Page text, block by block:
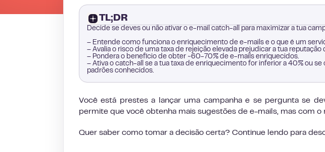
TL;DR
Decide se deves ou não ativar o e-mail catch-all para maximizar a tua
– Entende como funciona o enriquecimento de e-mails e o que é um
– Avalia o risco de uma taxa de rejeição elevada prejudicar a tua reputação
– Pondera o benefício de obter ~60-70% de e-mails enriquecidos.
– Ativa o catch-all se a tua taxa de enriquecimento for inferior a 40% ou
padrões conhecidos.
Você está prestes a lançar uma campanha e se pergunta se
permite que você obtenha mais sugestões de e-mails, mas com o
Quer saber como tomar a decisão certa? Continue lendo para